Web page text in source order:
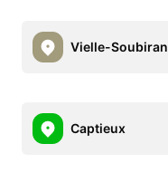
Vielle-Soubiran
Captieux